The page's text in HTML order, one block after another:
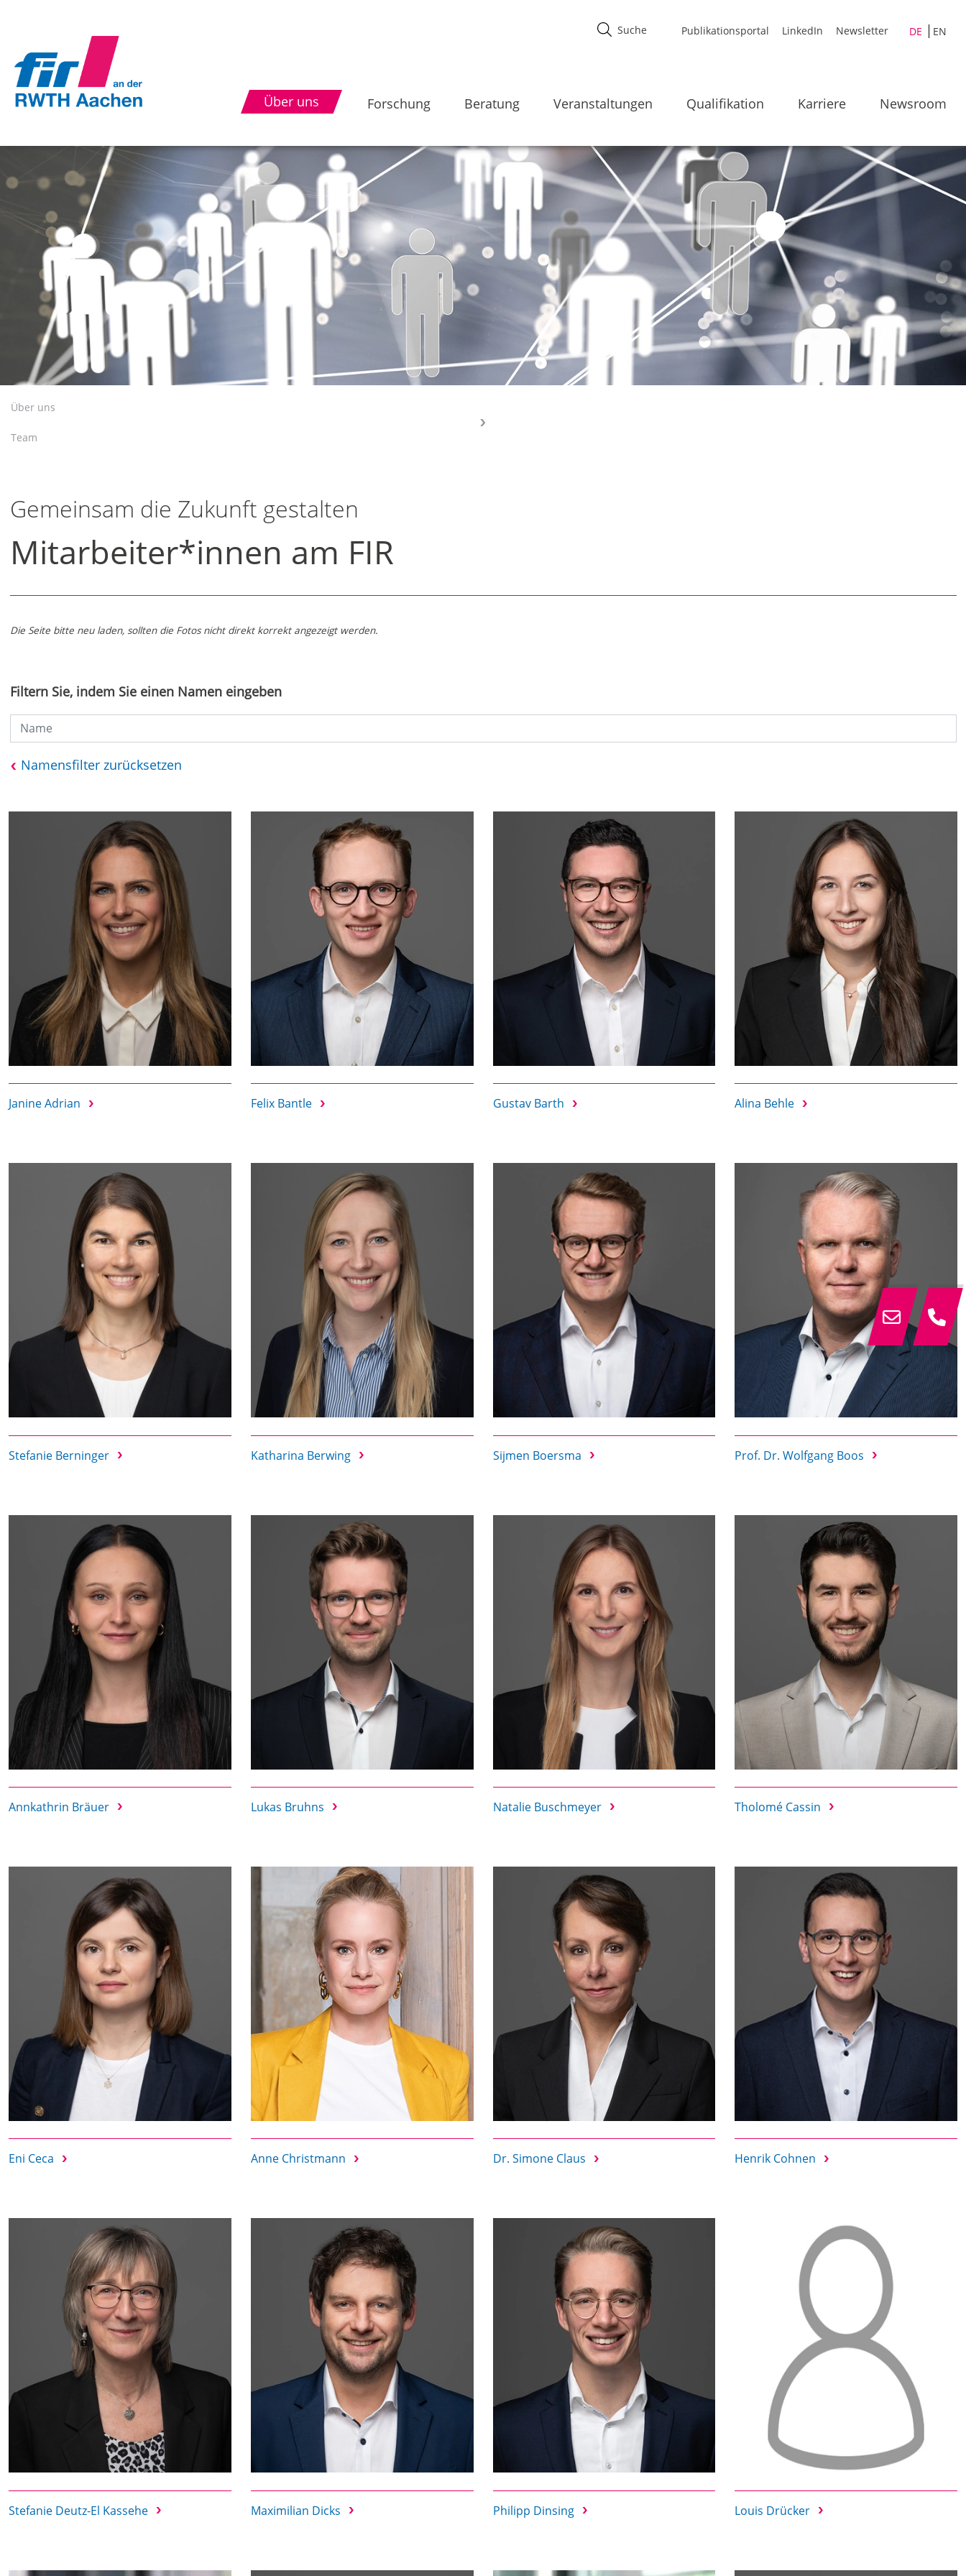
Publikationsportal LinkedIn Newsletter DE EN
Über uns Forschung Beratung Veranstaltungen Qualifikation Karriere Newsroom
Über uns
Team
Gemeinsam die Zukunft gestalten
Mitarbeiter*innen am FIR
Die Seite bitte neu laden, sollten die Fotos nicht direkt korrekt angezeigt werden.
Filtern Sie, indem Sie einen Namen eingeben
Namensfilter zurücksetzen
Janine Adrian Felix Bantle Gustav Barth Alina Behle
Stefanie Berninger Katharina Berwing Sijmen Boersma Prof. Dr. Wolfgang Boos
Annkathrin Bräuer Lukas Bruhns Natalie Buschmeyer Tholomé Cassin
Eni Ceca Anne Christmann Dr. Simone Claus Henrik Cohnen
Stefanie Deutz-El Kassehe Maximilian Dicks Philipp Dinsing Louis Drücker